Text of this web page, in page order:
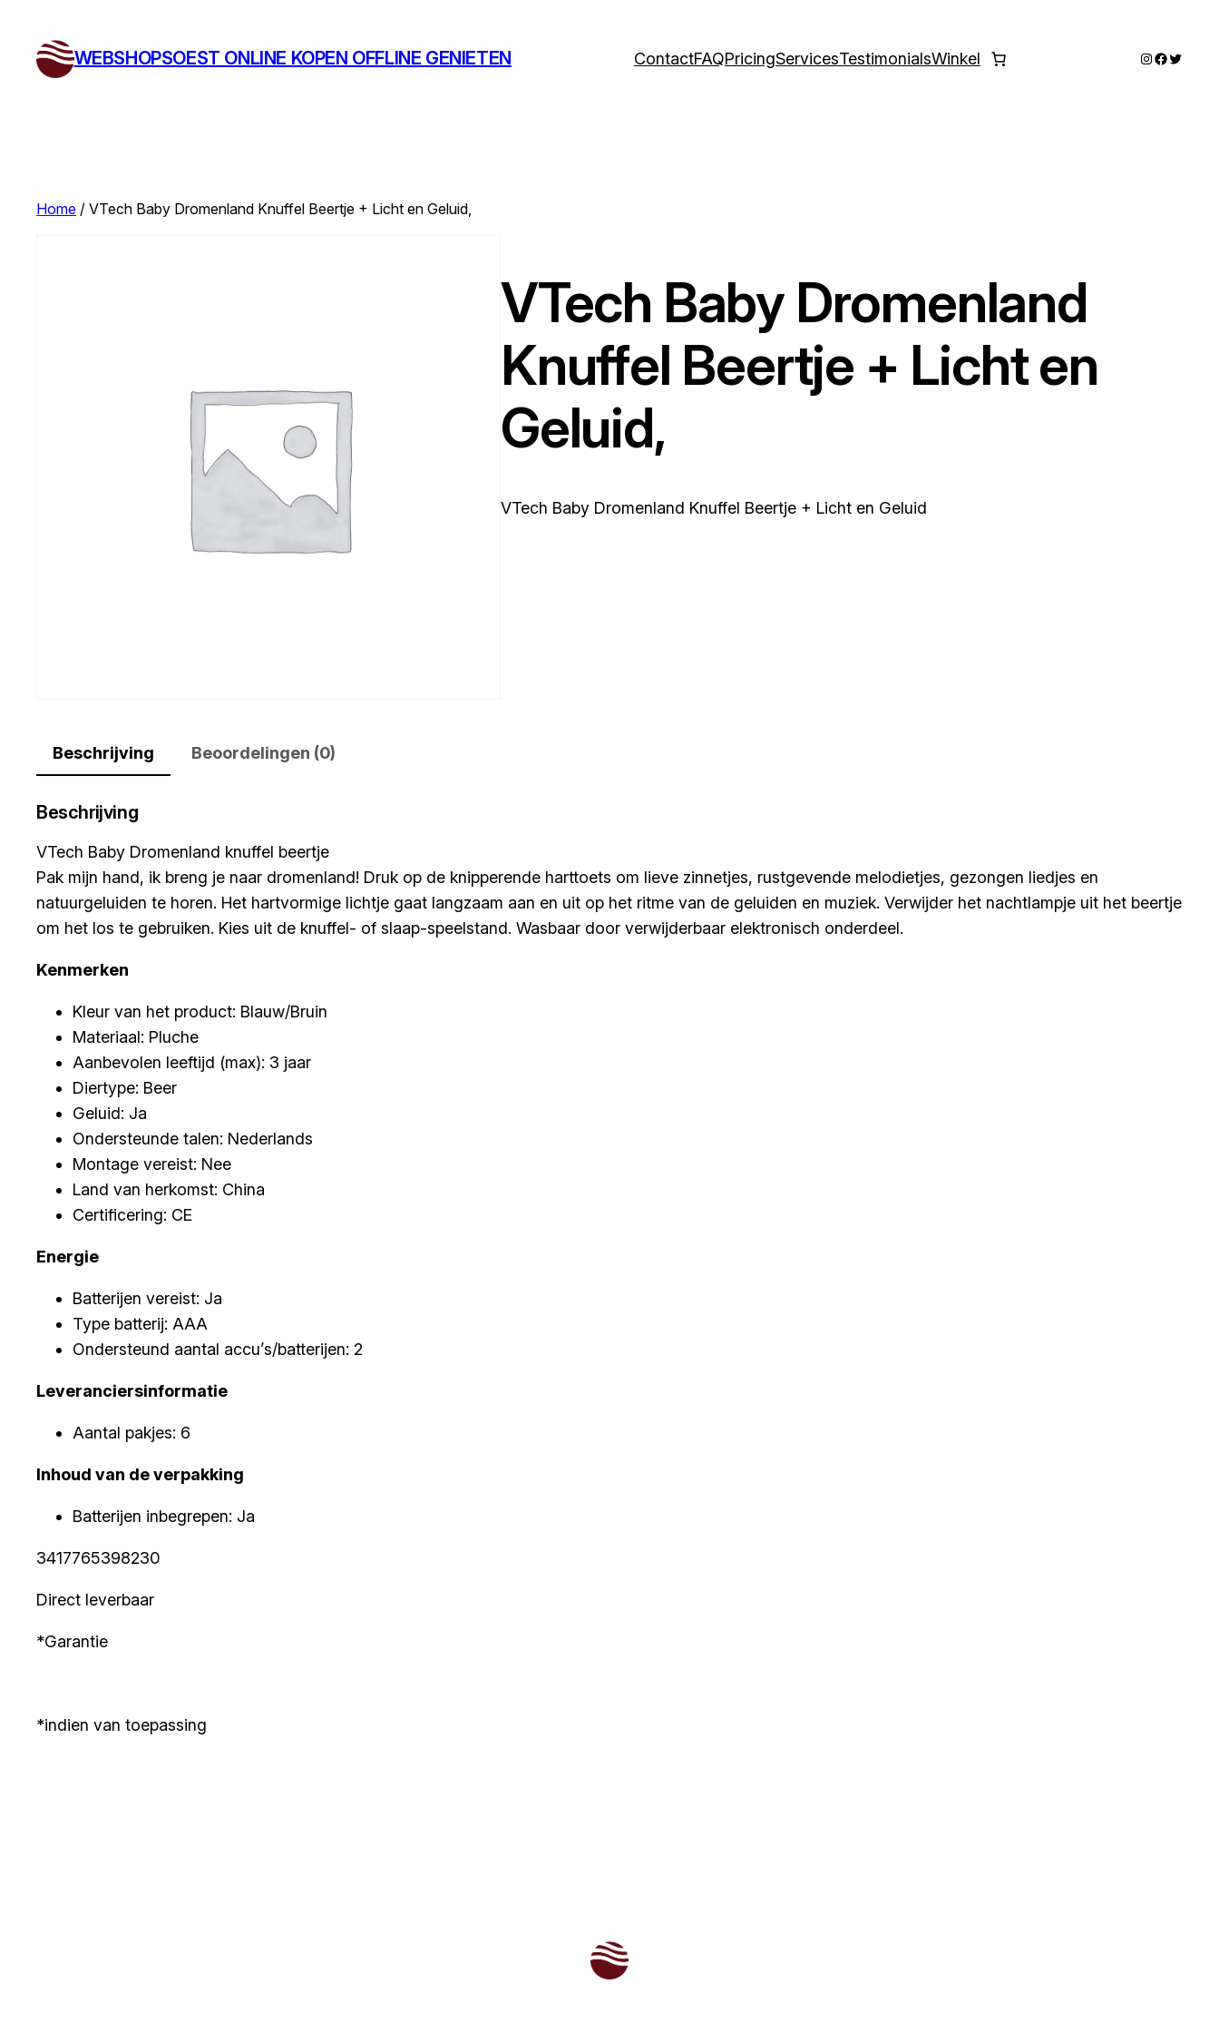
WEBSHOPSOEST ONLINE KOPEN OFFLINE GENIETEN ContactFAQPricingServicesTestimonialsWinkel Instagram
Twitter
Home / VTech Baby Dromenland Knuffel Beertje + Licht en Geluid,
VTech Baby Dromenland
Knuffel Beertje + Licht en
Geluid,
VTech Baby Dromenland Knuffel Beertje + Licht en Geluid
Beschrijving Beoordelingen (0)
Beschrijving
VTech Baby Dromenland knuffel beertje
Pak mijn hand, ik breng je naar dromenland! Druk op de knipperende harttoets om lieve zinnetjes, rustgevende melodietjes, gezongen liedjes en
natuurgeluiden te horen. Het hartvormige lichtje gaat langzaam aan en uit op het ritme van de geluiden en muziek. Verwijder het nachtlampje uit het beertje
om het los te gebruiken. Kies uit de knuffel- of slaap-speelstand. Wasbaar door verwijderbaar elektronisch onderdeel.
Kenmerken
Kleur van het product: Blauw/Bruin
Materiaal: Pluche
Aanbevolen leeftijd (max): 3 jaar
Diertype: Beer
Geluid: Ja
Ondersteunde talen: Nederlands
Montage vereist: Nee
Land van herkomst: China
Certificering: CE
Energie
Batterijen vereist: Ja
Type batterij: AAA
Ondersteund aantal accu’s/batterijen: 2
Leveranciersinformatie
Aantal pakjes: 6
Inhoud van de verpakking
Batterijen inbegrepen: Ja
3417765398230
Direct leverbaar
*Garantie
*indien van toepassing